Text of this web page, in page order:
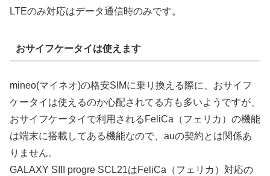
LTEのみ対応はデータ通信時のみです。
おサイフケータイは使えます
mineo(マイネオ)の格安SIMに乗り換える際に、おサイフ
ケータイは使えるのか心配されてる方も多いようですが、
おサイフケータイで利用されるFeliCa（フェリカ）の機能
は端末に搭載してある機能なので、auの契約とは関係あ
りません。
GALAXY SIII progre SCL21はFeliCa（フェリカ）対応の